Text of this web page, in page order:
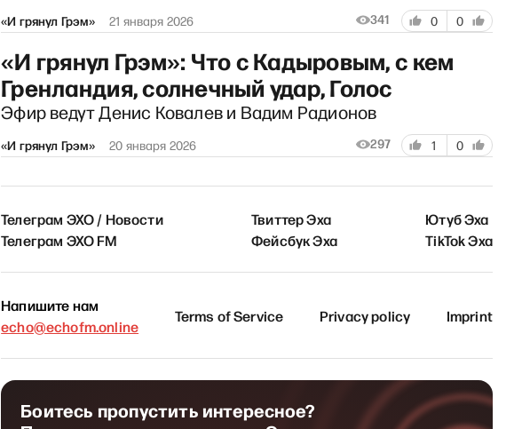
«И грянул Грэм» 21 января 2026 341 0 0
«И грянул Грэм»: Что с Кадыровым, с кем
Гренландия, солнечный удар, Голос
Эфир ведут Денис Ковалев и Вадим Радионов
«И грянул Грэм» 20 января 2026 297 1 0
Телеграм ЭХО / Новости
Телеграм ЭХО FM
Твиттер Эха
Фейсбук Эха
Ютуб Эха
TikTok Эха
Напишите нам
echo@echofm.online
Terms of Service Privacy policy Imprint
Боитесь пропустить интересное?